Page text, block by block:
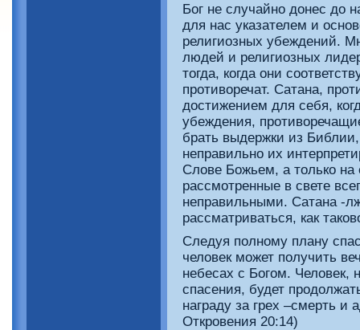
Бог не случайно донес до
для нас указателем и
религиозных убеждений.
людей и религиозных
тогда, когда они
противоречат. Сатана,
достижением для себя,
убеждения,
брать выдержки из Библии,
неправильно их
Слове Божьем, а только на
рассмотренные в свете
неправильными. Сатана -
рассматриваться, как
Следуя полному плану
человек может получить
небесах с Богом.
спасения, будет
награду за грех –смерть
Откровения 20:14)